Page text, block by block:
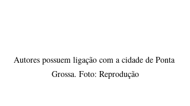
Autores possuem ligação com a cidade de Ponta
Grossa. Foto: Reprodução